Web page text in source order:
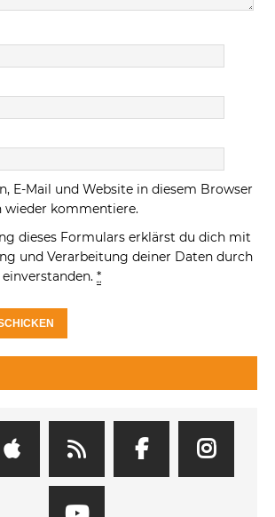
E-Mail und Website in diesem Browser
wieder kommentiere.
dieses Formulars erklärst du dich mit
und Verarbeitung deiner Daten durch
*